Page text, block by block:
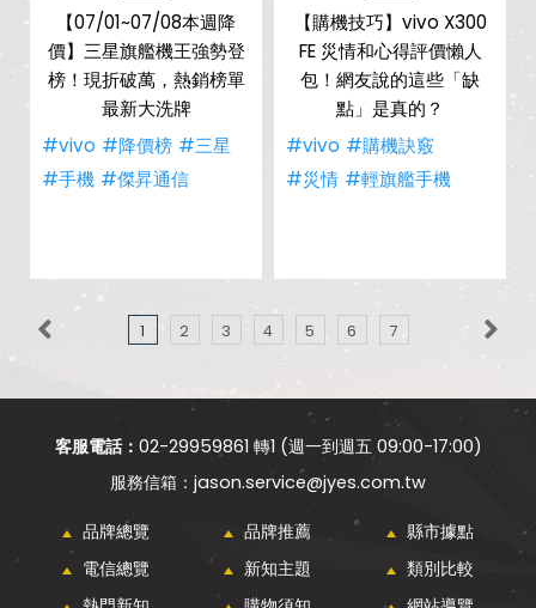
【07/01~07/08本週降
價】三星旗艦機王強勢登
榜！現折破萬，熱銷榜單
最新大洗牌
#vivo #降價榜 #三星
#手機 #傑昇通信
【購機技巧】vivo X300
FE 災情和心得評價懶人
包！網友說的這些「缺
點」是真的？
#vivo #購機訣竅
#災情 #輕旗艦手機
1 2 3 4 5 6 7
客服電話： 02-29959861 轉1 (週一到週五 09:00-17:00)
jason.service@jyes.com.tw
品牌總覽 品牌推薦
縣市據點
電信總覽
新知主題
類別比較